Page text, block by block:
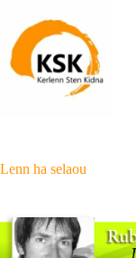
content
Lenn ha selaou